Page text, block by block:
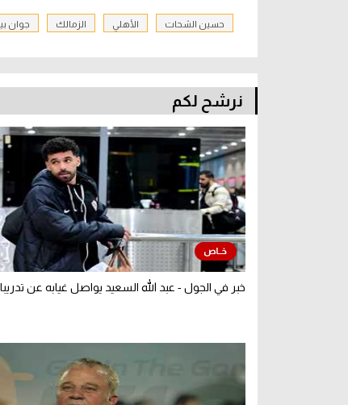
حسين الشحات الأهلي الزمالك جوان
نرشح لكم
خبر في الجول - عبد الله السعيد يواصل غيابه عن